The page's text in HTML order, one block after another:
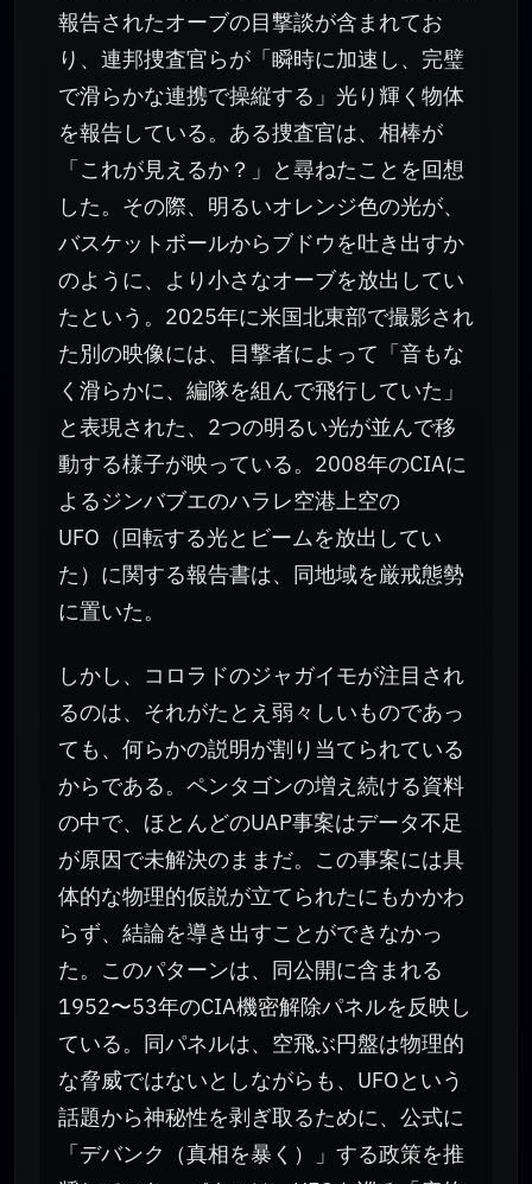
報告されたオーブの目撃談が含まれてお
り、連邦捜査官らが「瞬時に加速し、完璧
で滑らかな連携で操縦する」光り輝く物体
を報告している。ある捜査官は、相棒が
「これが見えるか？」と尋ねたことを回想
した。その際、明るいオレンジ色の光が、
バスケットボールからブドウを吐き出すか
のように、より小さなオーブを放出してい
たという。2025年に米国北東部で撮影され
た別の映像には、目撃者によって「音もな
く滑らかに、編隊を組んで飛行していた」
と表現された、2つの明るい光が並んで移
動する様子が映っている。2008年のCIAに
よるジンバブエのハラレ空港上空の
UFO（回転する光とビームを放出してい
た）に関する報告書は、同地域を厳戒態勢
に置いた。
しかし、コロラドのジャガイモが注目され
るのは、それがたとえ弱々しいものであっ
ても、何らかの説明が割り当てられている
からである。ペンタゴンの増え続ける資料
の中で、ほとんどのUAP事案はデータ不足
が原因で未解決のままだ。この事案には具
体的な物理的仮説が立てられたにもかかわ
らず、結論を導き出すことができなかっ
た。このパターンは、同公開に含まれる
1952〜53年のCIA機密解除パネルを反映し
ている。同パネルは、空飛ぶ円盤は物理的
な脅威ではないとしながらも、UFOという
話題から神秘性を剥ぎ取るために、公式に
「デバンク（真相を暴く）」する政策を推